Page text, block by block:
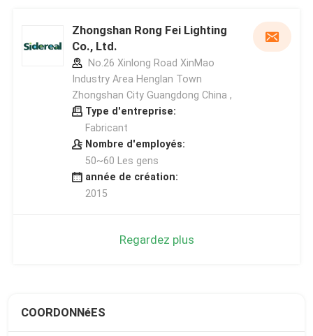
Zhongshan Rong Fei Lighting
Co., Ltd.
No.26 Xinlong Road XinMao
Industry Area Henglan Town
Zhongshan City Guangdong China ,
Type d'entreprise:
Fabricant
Nombre d'employés:
50~60 Les gens
année de création:
2015
Regardez plus
COORDONNéES